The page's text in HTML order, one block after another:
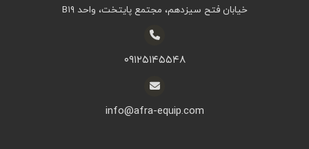
خیابان فتح سیزدهم، مجتمع پایتخت، واحد B۱۹
۰۹۱۲۵۱۴۵۵۴۸
info@afra-equip.com